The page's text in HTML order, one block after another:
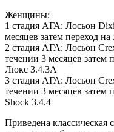
Женщины:
1 стадия АГА: Лосьон
месяцев затем переход
2 стадия АГА: Лосьон
течении 3 месяцев
Люкс 3.4.3А
3 стадия АГА: Лосьон
течении 3 месяцев затем
Shock 3.4.4
Приведена классическая